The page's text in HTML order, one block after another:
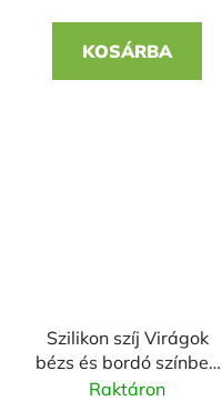
KOSÁRBA
Szilikon szíj Virágok
bézs és bordó színben
22mm
Raktáron